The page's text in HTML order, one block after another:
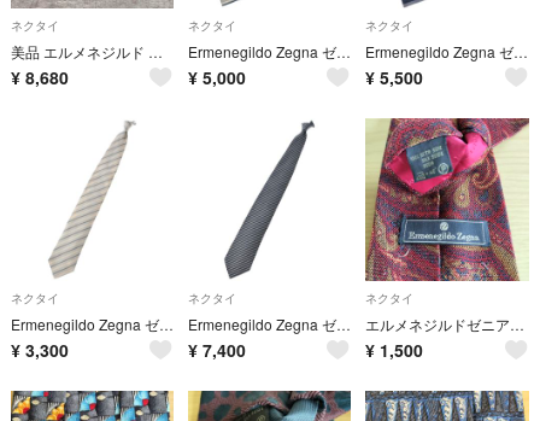
ネクタイ
美品 エルメネジルド ゼニア ストライプ ネクタイ ブルー シルク イタリア製
¥ 8,680
ネクタイ
Ermenegildo Zegna ゼニア ネクタイ グレー 【古着】【中古】【送料無料】
¥ 5,000
ネクタイ
Ermenegildo Zegna ゼニア ネクタイ 紺 【古着】【中古】【送料無料】
¥ 5,500
ネクタイ
Ermenegildo Zegna ゼニア ネクタイ 白 【古着】【中古】【送料無料】
¥ 3,300
ネクタイ
Ermenegildo Zegna ゼニア ネクタイ グレー 【古着】【中古】【送料無料】
¥ 7,400
ネクタイ
エルメネジルドゼニア ネクタイ
¥ 1,500